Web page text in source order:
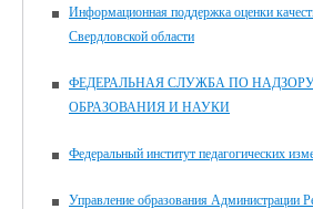
Информационная поддержка оценки
Свердловской области
ФЕДЕРАЛЬНАЯ СЛУЖБА ПО
ОБРАЗОВАНИЯ И НАУКИ
Федеральный институт педагогических
Управление образования Администрации